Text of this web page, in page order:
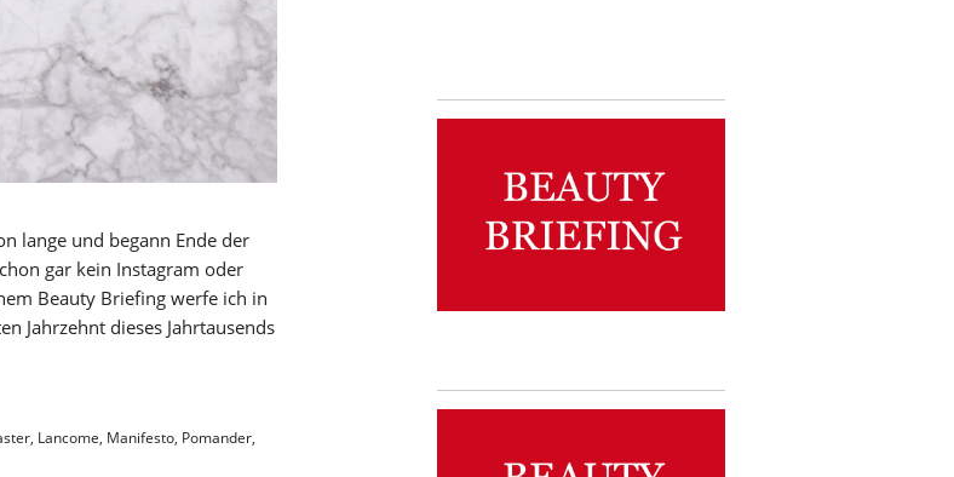
lange und begann Ende der
gar kein Instagram oder
Beauty Briefing werfe ich in
Jahrzehnt dieses Jahrtausends
, Lancome, Manifesto, Pomander,